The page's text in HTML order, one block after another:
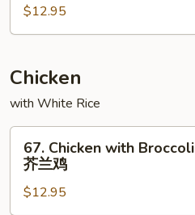
with
Garlic
鱼
香
叉
烧
$12.95
Chicken
with White Rice
Chicken
with
Broccoli
67. Chicken with Broccoli
芥兰鸡
$12.95